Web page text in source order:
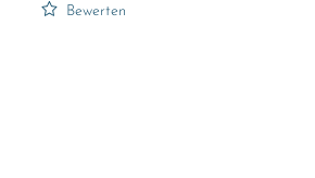
Bewerten